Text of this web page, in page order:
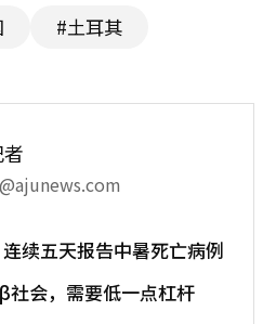
#土耳其
续五天报告中暑死亡病例
社会，需要低一点杠杆